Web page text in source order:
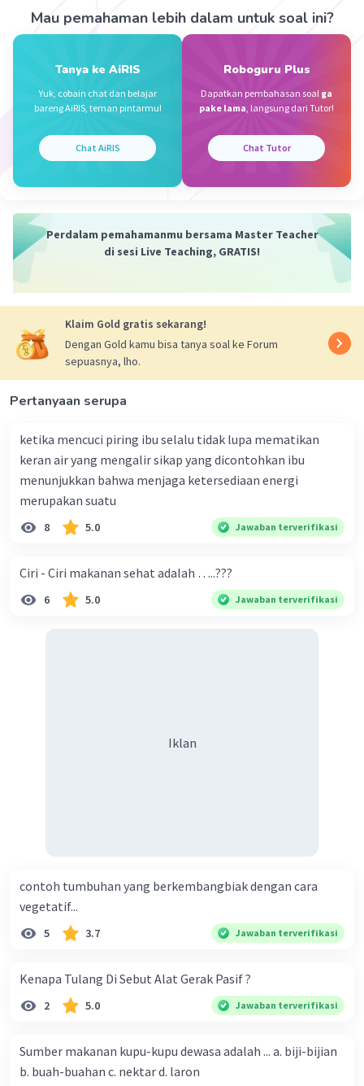
Iklan
b. gaya gesek
permukaan saling bersentuhan dan menghasilkan
tahanan terhadap pergerakan relatif antara kedua
permukaan tersebut. Pada kendaraan, seperti mobil,
penting untuk menjaga traksi dan menghindari selip saat
kendaraan bergerak.
Mau pemahaman lebih dalam untuk soal ini?
Tanya ke AiRIS
Yuk, cobain chat dan belajar
bareng AiRIS, teman pintarmu!
Chat AiRIS
Roboguru Plus
Dapatkan pembahasan soal ga
pake lama, langsung dari Tutor!
Chat Tutor
Perdalam pemahamanmu bersama Master Teacher
di sesi Live Teaching, GRATIS!
Klaim Gold gratis sekarang!
Dengan Gold kamu bisa tanya soal ke Forum
sepuasnya, lho.
Pertanyaan serupa
ketika mencuci piring ibu selalu tidak lupa mematikan
keran air yang mengalir sikap yang dicontohkan ibu
menunjukkan bahwa menjaga ketersediaan energi
merupakan suatu
8 5.0 Jawaban terverifikasi
Ciri - Ciri makanan sehat adalah …..???
6 5.0 Jawaban terverifikasi
Iklan
contoh tumbuhan yang berkembangbiak dengan cara
vegetatif...
5 3.7 Jawaban terverifikasi
Kenapa Tulang Di Sebut Alat Gerak Pasif ?
2 5.0 Jawaban terverifikasi
Sumber makanan kupu-kupu dewasa adalah ... a. biji-bijian
b. buah-buahan c. nektar d. laron